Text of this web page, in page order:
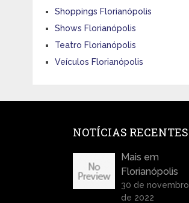
Shoppings Florianópolis
Shows Florianópolis
Teatro Florianópolis
Veículos Florianópolis
NOTÍCIAS RECENTES
Mais em
Florianópolis
30 de novembro
de 2022